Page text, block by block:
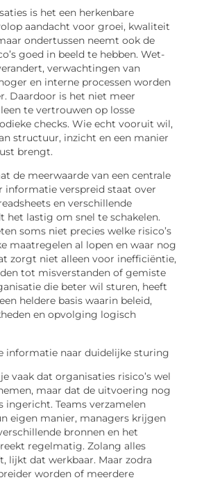
is het een herkenbare
aandacht voor groei, kwaliteit
ondertussen neemt ook de
goed in beeld te hebben. Wet-
verwachtingen van
en interne processen worden
Daardoor is het niet meer
te vertrouwen op losse
checks. Wie echt vooruit wil,
structuur, inzicht en een manier
brengt.
de meerwaarde van een centrale
informatie verspreid staat over
en verschillende
het lastig om snel te schakelen.
soms niet precies welke risico’s
maatregelen al lopen en waar nog
zorgt niet alleen voor inefficiëntie,
tot misverstanden of gemiste
die beter wil sturen, heeft
heldere basis waarin beleid,
en opvolging logisch
informatie naar duidelijke sturing
vaak dat organisaties risico’s wel
maar dat de uitvoering nog
ingericht. Teams verzamelen
eigen manier, managers krijgen
bronnen en het
regelmatig. Zolang alles
lijkt dat werkbaar. Maar zodra
worden of meerdere